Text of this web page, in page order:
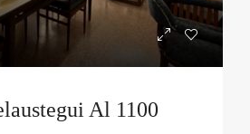
Al 1100